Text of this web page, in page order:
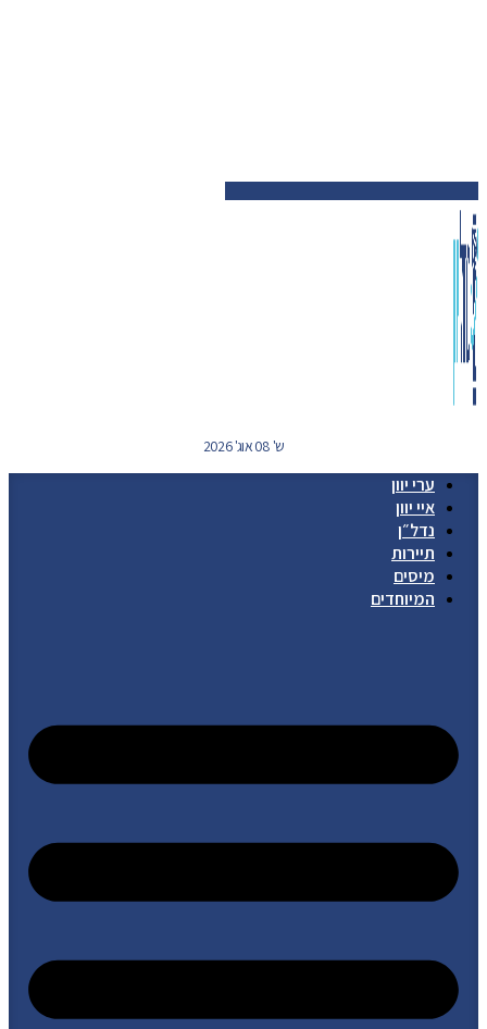
ש' 08 אוג' 2026
ערי יוון
איי יוון
נדל״ן
תיירות
מיסים
המיוחדים